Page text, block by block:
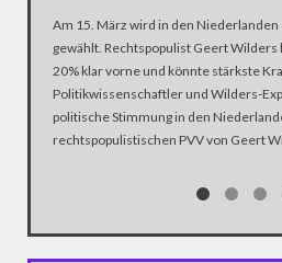
Am 15. März wird in den
gewählt. Rechtspopulist Geert
20% klar vorne und könnte stärkste
Politikwissenschaftler und Wilders-
politische Stimmung in den
rechtspopulistischen PVV von Geert